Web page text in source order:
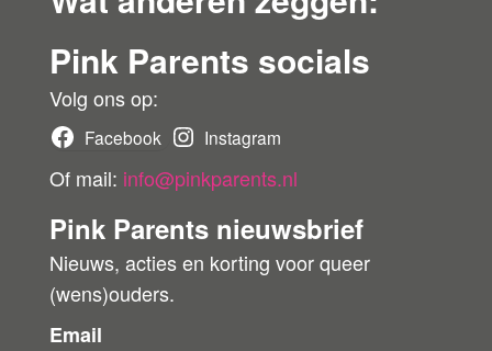
Pink Parents socials
Volg ons op:
Facebook Instagram
Of mail: info@pinkparents.nl
Pink Parents nieuwsbrief
Nieuws, acties en korting voor queer
(wens)ouders.
Email